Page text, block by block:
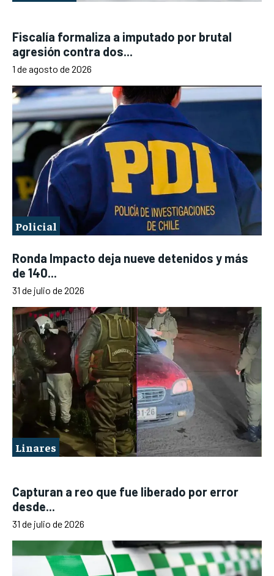
Fiscalía formaliza a imputado por brutal
agresión contra dos...
1 de agosto de 2026
Policial
Ronda Impacto deja nueve detenidos y más
de 140...
31 de julio de 2026
Linares
Capturan a reo que fue liberado por error
desde...
31 de julio de 2026